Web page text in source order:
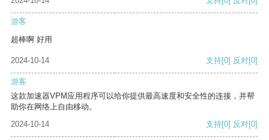
游客
超棒啊 好用
2024-10-14 支持[0] 反对[0]
游客
这款加速器VPM应用程序可以给你提供最高速度和安全性的连接，并帮
助你在网络上自由移动。
2024-10-14
支持[0] 反对[0]